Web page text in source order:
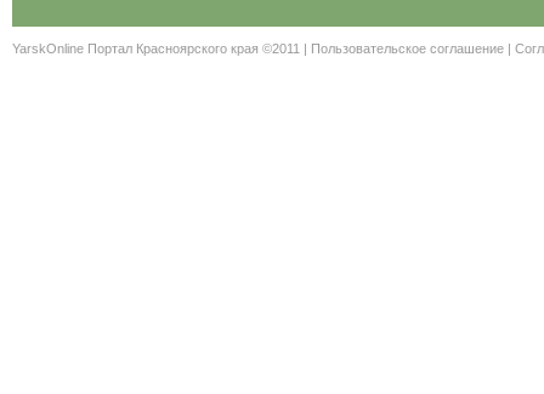
YarskOnline Портал Красноярского края ©2011 | Пользовательское соглашение |